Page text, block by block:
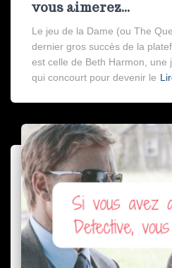
vous aimerez…
Le jeu de la Dame (ou The
dernier gros succès de la
est celle de Beth Harmon, une
qui concourt pour devenir le